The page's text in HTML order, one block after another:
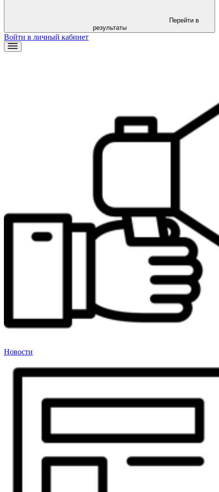
результаты
Войти в личный кабинет
Новости